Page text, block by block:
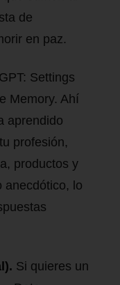
de
en paz.
Settings
Memory. Ahí
aprendido
profesión,
productos y
anecdótico, lo
Si quieres un